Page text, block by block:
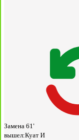
Замена 61'
вышел:Куат И